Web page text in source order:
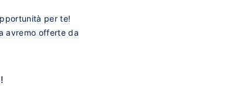
per te!
avremo offerte da